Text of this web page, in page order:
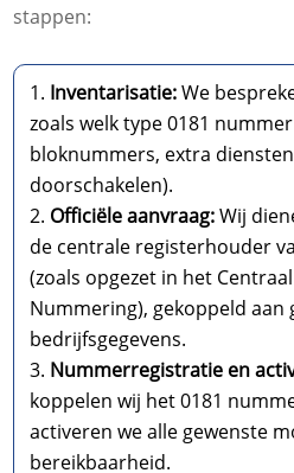
stappen:
Inventarisatie:We
zoals welk type 0181
bloknummers, extra
doorschakelen).
Officiële aanvraag:Wij
de centrale registerhouder
(zoals opgezet in het
Nummering), gekoppeld aan
bedrijfsgegevens.
Nummerregistratie en
koppelen wij het 0181
activeren we alle gewenste
bereikbaarheid.